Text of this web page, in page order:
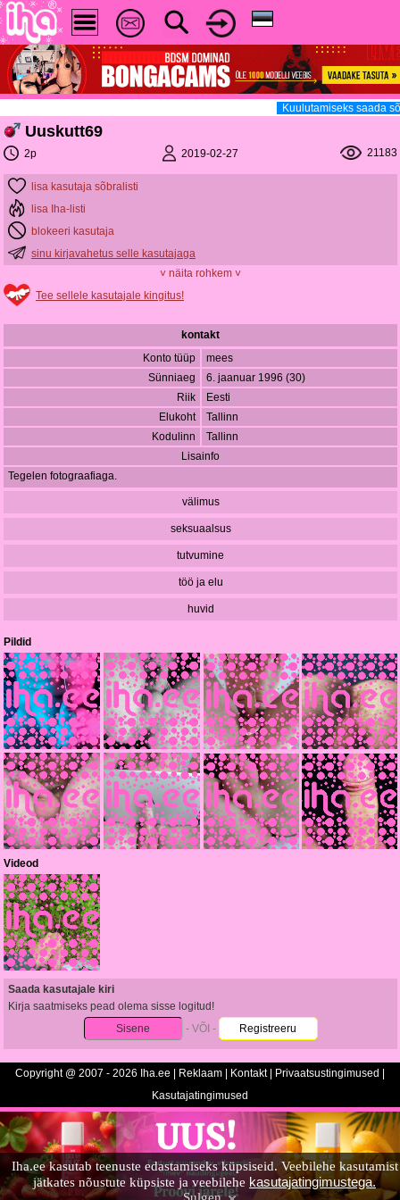
Iha.ee kasutab teenuste edastamiseks küpsiseid. Veebilehe kasutamist
jätkates nõustute küpsiste ja veebilehe kasutajatingimustega.
Kuulutamiseks saada
Uuskutt69
2p 2019-02-27 21183
lisa kasutaja sõbralisti
lisa Iha-listi
blokeeri kasutaja
sinu kirjavahetus selle kasutajaga
˅ näita rohkem ˅
Tee sellele kasutajale kingitus!
kontakt
Konto tüüp
mees
Sünniaeg
6. jaanuar 1996 (30)
Riik
Eesti
Elukoht
Tallinn
Kodulinn
Tallinn
Lisainfo
Tegelen fotograafiaga.
välimus
seksuaalsus
tutvumine
töö ja elu
huvid
Pildid
Videod
Saada kasutajale kiri
Kirja saatmiseks pead olema sisse logitud!
Sisene
- VÕI - Registreeru
Copyright @ 2007 - 2026 Iha.ee | Reklaam Kontakt| Privaatsustingimused
Kasutajatingimused